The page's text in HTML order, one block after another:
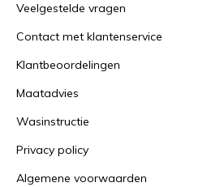
Veelgestelde vragen
Contact met klantenservice
Klantbeoordelingen
Maatadvies
Wasinstructie
Privacy policy
Algemene voorwaarden